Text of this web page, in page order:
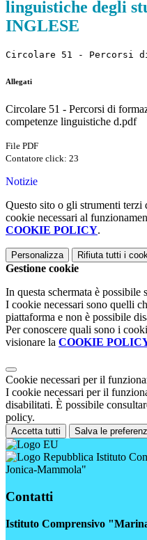
linguistiche degli
INGLESE
Circolare 51 - Percorsi di
Allegati
Circolare 51 - Percorsi di
competenze linguistiche d.pdf
File PDF
Contatore click: 23
Notizie
Questo sito o gli strumenti
cookie necessari al
COOKIE POLICY.
Personalizza Rifiuta tutti i
Gestione cookie
In questa schermata è
I cookie necessari sono quelli
piattaforma e non è possibile
Per conoscere quali sono i
visionare la COOKIE
Cookie necessari per il
I cookie necessari per il
disabilitati. È possibile
policy.
Accetta tutti Salva le
Istituto
Jonica-Mammola"
Contatti
Istituto Comprensivo